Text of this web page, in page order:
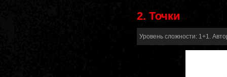
2. Точки
Уровень сложности: 1+1.